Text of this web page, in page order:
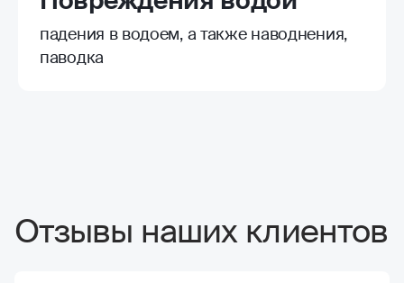
падения в водоем, а также наводнения,
паводка
Отзывы наших клиентов